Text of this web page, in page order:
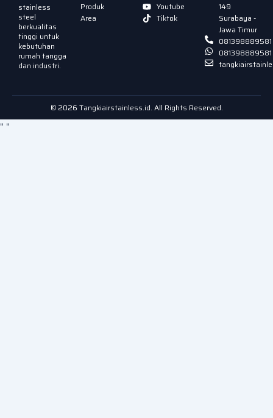
stainless
steel
berkualitas
tinggi untuk
kebutuhan
rumah tangga
dan industri.
Produk
Area
Youtube
Tiktok
149
Surabaya -
Jawa Timur
081398889581
081398889581
© 2026 Tangkiairstainless.id. All Rights Reserved.
" "